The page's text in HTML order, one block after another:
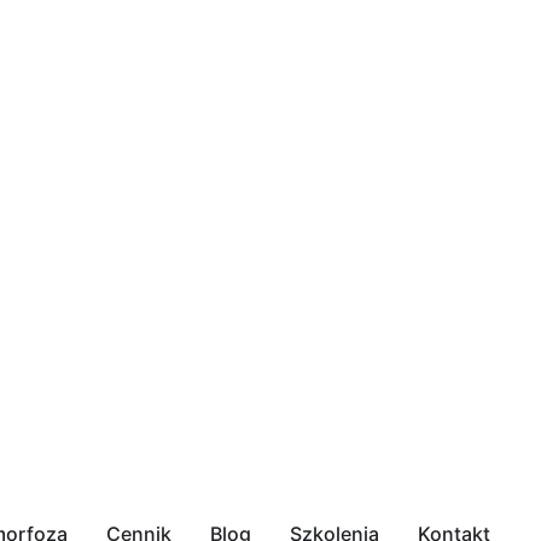
Cennik Blog Szkolenia Kontakt